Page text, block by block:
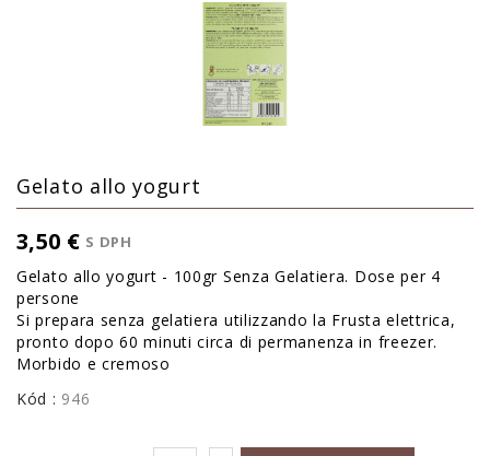
Gelato allo yogurt
3,50 € S DPH
Gelato allo yogurt - 100gr Senza Gelatiera. Dose per 4
persone
Si prepara senza gelatiera utilizzando la Frusta elettrica,
pronto dopo 60 minuti circa di permanenza in freezer.
Morbido e cremoso
Kód : 946